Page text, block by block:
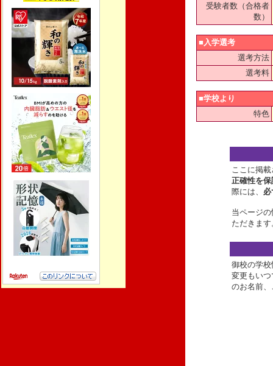
受験者数（合格者
数）
■入学選考
選考方法
選考料
■学校より
特色
ここに掲
正確性を
際には、
当ページ
ただきま
御校の学
変更もい
のお名前